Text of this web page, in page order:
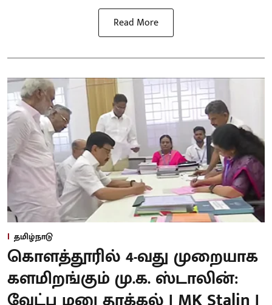
Read More
தமிழ்நாடு
கொளத்தூரில் 4-வது முறையாக
களமிறங்கும் மு.க. ஸ்டாலின்: